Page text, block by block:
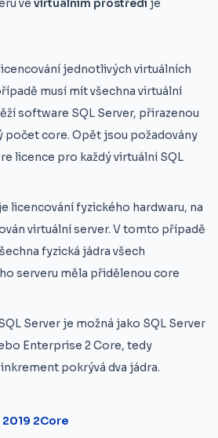
ve virtuálním prostředí je
jednotlivých virtuálních
musí mít všechna virtuální
software SQL Server, přirazenou
počet core. Opět jsou požadovány
licence pro každý virtuální SQL
licencování fyzického hardwaru, na
virtuální server. V tomto případě
fyzická jádra všech
serveru měla přidělenou core
Server je možná jako SQL Server
Enterprise 2 Core, tedy
pokrývá dva jádra.
2Core